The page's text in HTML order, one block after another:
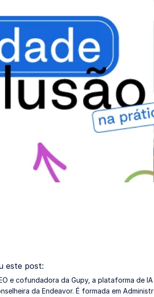
este post:
e cofundadora da Gupy, a plataforma de
da Endeavor. É formada em